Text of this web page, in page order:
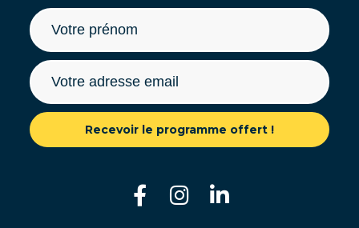
Recevoir le programme offert !